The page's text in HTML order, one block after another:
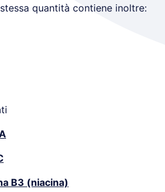
quantità contiene inoltre:
B3 (niacina)